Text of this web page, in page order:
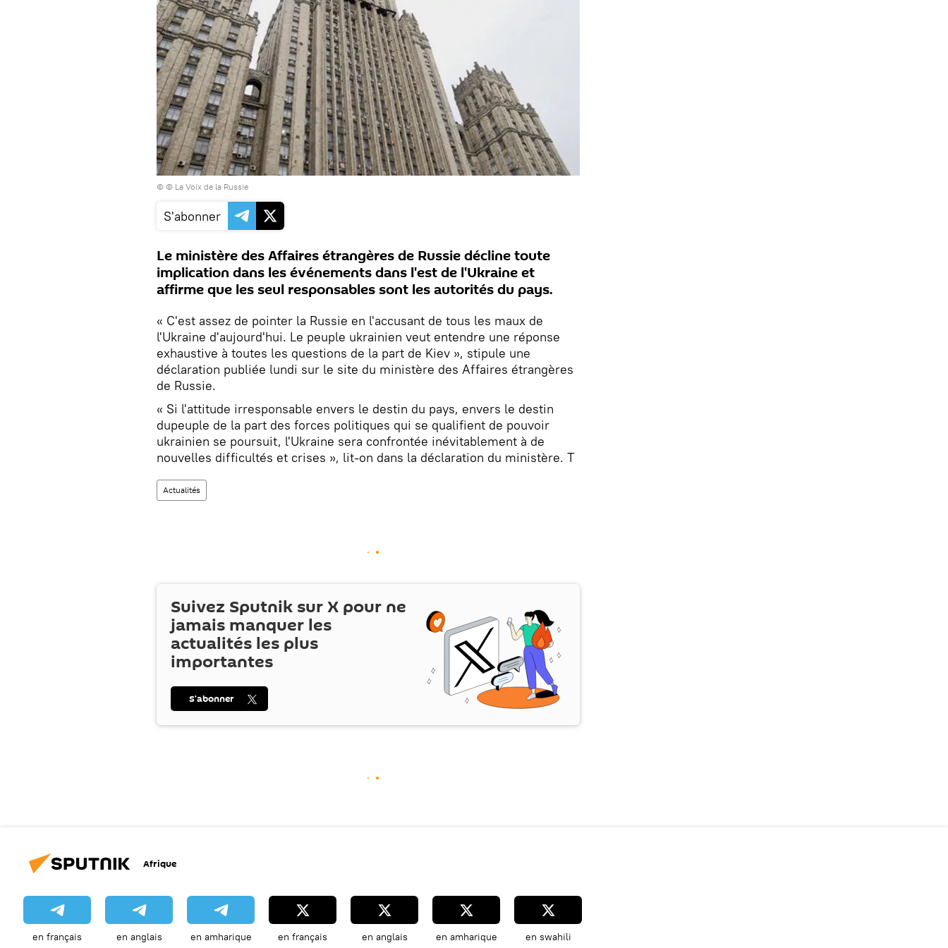
© © La Voix de la Russie
S'abonner
Le ministère des Affaires étrangères de Russie décline toute
implication dans les événements dans l'est de l'Ukraine et
affirme que les seul responsables sont les autorités du pays.
« C'est assez de pointer la Russie en l'accusant de tous les maux de
l'Ukraine d'aujourd'hui. Le peuple ukrainien veut entendre une réponse
exhaustive à toutes les questions de la part de Kiev », stipule une
déclaration publiée lundi sur le site du ministère des Affaires étrangères
de Russie.
« Si l'attitude irresponsable envers le destin du pays, envers le destin
dupeuple de la part des forces politiques qui se qualifient de pouvoir
ukrainien se poursuit, l'Ukraine sera confrontée inévitablement à de
nouvelles difficultés et crises », lit-on dans la déclaration du ministère. T
Actualités
Suivez Sputnik surX pour ne
jamais manquer les
actualités les plus
importantes
S’abonner
Afrique
en français en anglais en amharique en français en anglais en amharique en swahili